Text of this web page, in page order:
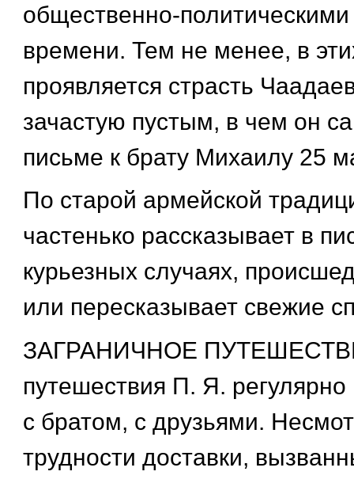
общественно-
времени. Тем не менее, в
проявляется страсть
зачастую пустым, в чем он
письме к брату Михаилу 25
По старой армейской
частенько рассказывает в
курьезных случаях,
или пересказывает свежие
ЗАГРАНИЧНОЕ
путешествия П. Я.
с братом, с друзьями.
трудности доставки,